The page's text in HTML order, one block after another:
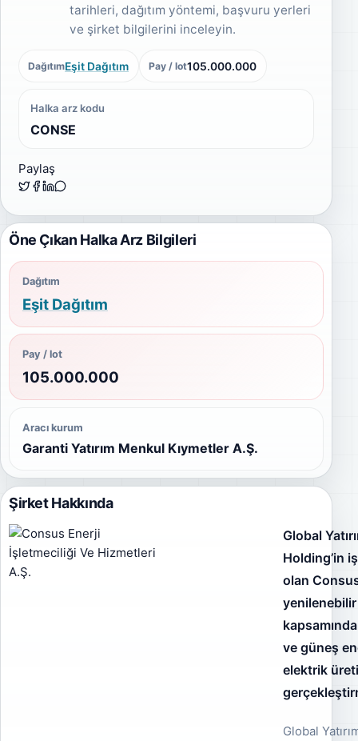
tarihleri, dağıtım yöntemi, başvuru yerleri
ve şirket bilgilerini inceleyin.
DağıtımEşit Dağıtım Pay / lot105.000.000
Halka arz kodu
CONSE
Paylaş
Öne Çıkan Halka Arz Bilgileri
Dağıtım
Eşit Dağıtım
Pay / lot
105.000.000
Aracı kurum
Garanti Yatırım Menkul Kıymetler A.Ş.
Şirket Hakkında
Global
Holding’in
olan
ve güneş
elektrik
Global